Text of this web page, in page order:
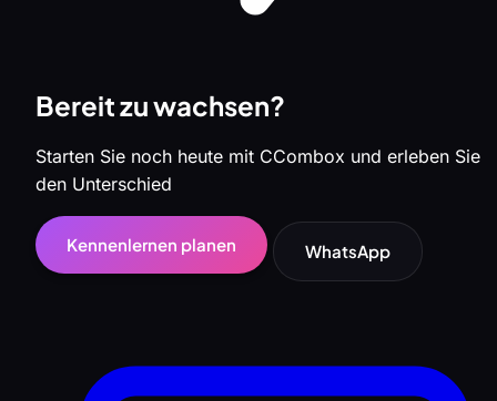
Bereit zu wachsen?
Starten Sie noch heute mit CCombox und erleben Sie
den Unterschied
Kennenlernen planen WhatsApp